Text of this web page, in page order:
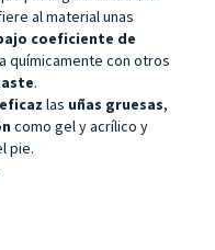
al material unas
coeficiente de
químicamente con otros
.
las uñas gruesas,
como gel y acrílico y
pie.